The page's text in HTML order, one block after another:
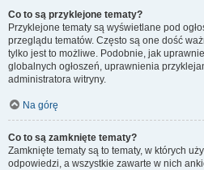
Co to są przyklejone tematy?
Przyklejone tematy są wyświetlane pod
przeglądu tematów. Często są one dość
tylko jest to możliwe. Podobnie, jak
globalnych ogłoszeń, uprawnienia
administratora witryny.
Na górę
Co to są zamknięte tematy?
Zamknięte tematy są to tematy, w których
odpowiedzi, a wszystkie zawarte w nich